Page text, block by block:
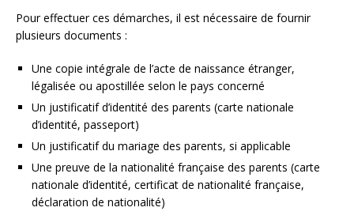
Pour effectuer ces démarches, il est nécessaire de fournir
plusieurs documents :
Une copie intégrale de l’acte de naissance étranger,
légalisée ou apostillée selon le pays concerné
Un justificatif d’identité des parents (carte nationale
d’identité, passeport)
Un justificatif du mariage des parents, si applicable
Une preuve de la nationalité française des parents (carte
nationale d’identité, certificat de nationalité française,
déclaration de nationalité)